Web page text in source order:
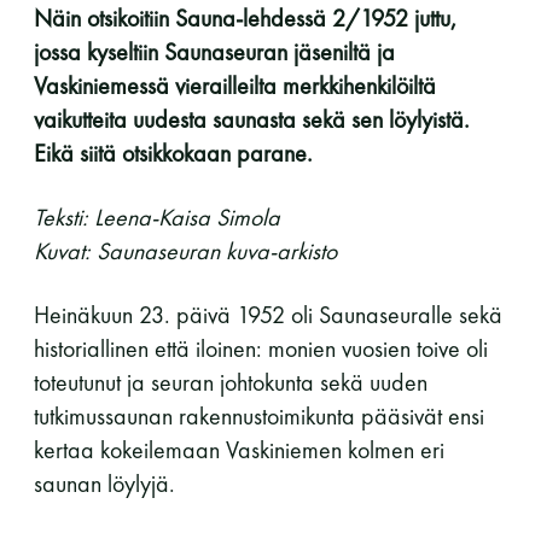
Hinnasto
Jäsen
12 €
Jäsenen lapsi 7-18 v.
11 saunomiskerran kortti
120€
3kk kortti - M / N
275€ / 115€
Vuosikortti - M / N
695€ / 275€
Näin otsikoitiin Sauna-lehdessä 2/1952 juttu,
jossa kyseltiin Saunaseuran jäseniltä ja
Vaskiniemessä vierailleilta merkkihenkilöiltä
vaikutteita uudesta saunasta sekä sen löylyistä.
Eikä siitä otsikkokaan parane.
Teksti: Leena-Kaisa Simola
Kuvat: Saunaseuran kuva-arkisto
Heinäkuun 23. päivä 1952 oli Saunaseuralle sekä
historiallinen että iloinen: monien vuosien toive oli
toteutunut ja seuran johtokunta sekä uuden
tutkimussaunan rakennustoimikunta pääsivät ensi
kertaa kokeilemaan Vaskiniemen kolmen eri
saunan löylyjä.